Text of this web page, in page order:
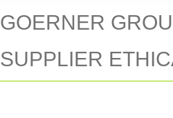
GOERNER
SUPPLIER